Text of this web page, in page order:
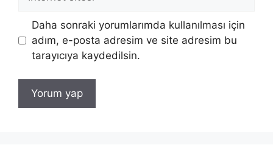
Daha sonraki yorumlarımda kullanılması için
adım, e-posta adresim ve site adresim bu
tarayıcıya kaydedilsin.